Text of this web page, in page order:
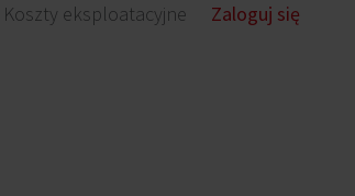
Koszty eksploatacyjne Zaloguj się